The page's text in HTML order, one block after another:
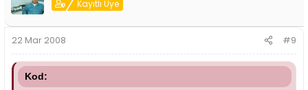
Kayıtlı Üye
22 Mar 2008 #9
Kod: